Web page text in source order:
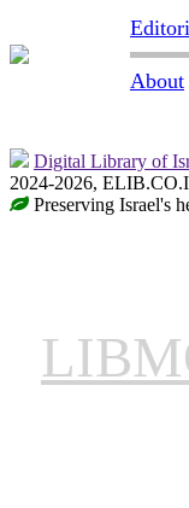
About
Digital Library of
2024-2026,
Preserving Israel's